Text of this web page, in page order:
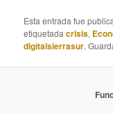
Esta entrada fue
etiquetadacrisis,
digitalsierrasur.